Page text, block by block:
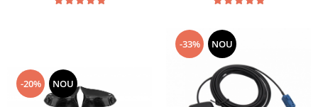
-20% NOU
-33% NOU